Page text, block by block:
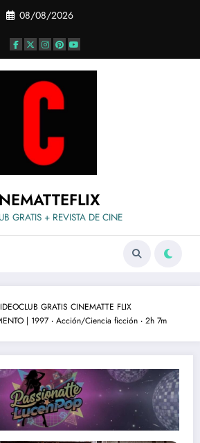
08/08/2026
GRATIS + REVISTA DE CINE
GRATIS CINEMATTE FLIX
| 1997 ‧ Acción/Ciencia ficción ‧ 2h 7m